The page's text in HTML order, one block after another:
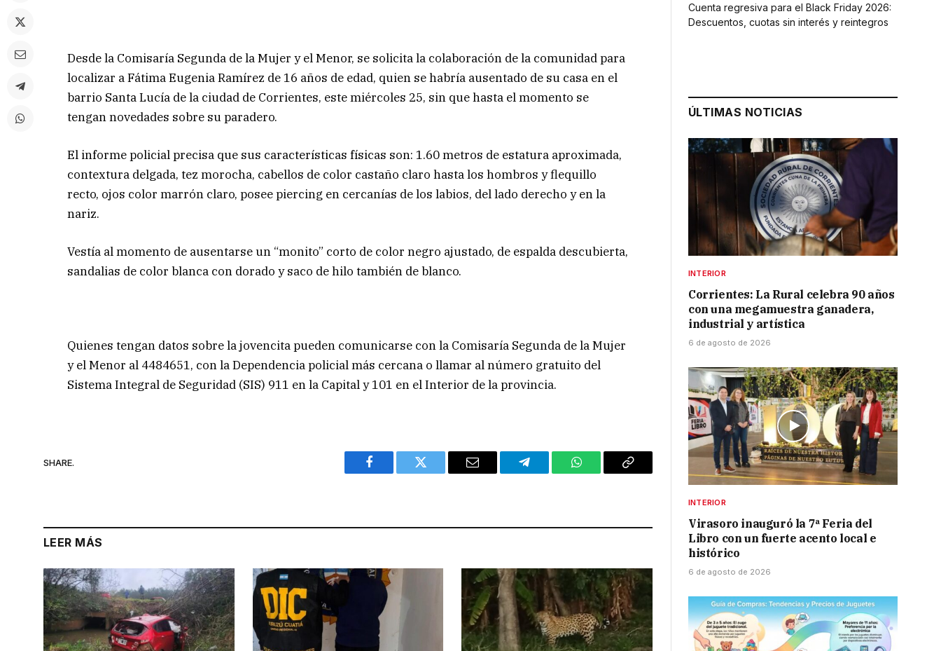
Desde la Comisaría Segunda de la Mujer y el Menor, se solicita la colaboración de la comunidad para
localizar a Fátima Eugenia Ramírez de 16 años de edad, quien se habría ausentado de su casa en el
barrio Santa Lucía de la ciudad de Corrientes, este miércoles 25, sin que hasta el momento se
tengan novedades sobre su paradero.
El informe policial precisa que sus características físicas son: 1.60 metros de estatura aproximada,
contextura delgada, tez morocha, cabellos de color castaño claro hasta los hombros y flequillo
recto, ojos color marrón claro, posee piercing en cercanías de los labios, del lado derecho y en la
nariz.
Vestía al momento de ausentarse un “monito” corto de color negro ajustado, de espalda descubierta,
sandalias de color blanca con dorado y saco de hilo también de blanco.
Quienes tengan datos sobre la jovencita pueden comunicarse con la Comisaría Segunda de la Mujer
y el Menor al 4484651, con la Dependencia policial más cercana o llamar al número gratuito del
Sistema Integral de Seguridad (SIS) 911 en la Capital y 101 en el Interior de la provincia.
SHARE.
Facebook Twitter Email Telegram WhatsAppCopy
LEER MÁS
Cuenta regresiva para el Black Friday 2026:
Descuentos, cuotas sin interés y reintegros
ÚLTIMAS NOTICIAS
INTERIOR
Corrientes: La Rural celebra 90 años
con una megamuestra ganadera,
industrial y artística
6 de agosto de 2026
INTERIOR
Virasoro inauguró la 7ª Feria del
Libro con un fuerte acento local e
histórico
6 de agosto de 2026